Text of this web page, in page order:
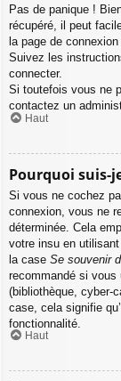
Pas de panique !
récupéré, il peut
la page de
Suivez les
connecter.
Si toutefois vous ne
contactez un
Haut
Pourquoi suis-
Si vous ne cochez
connexion, vous ne
déterminée. Cela
votre insu en
la case Se souvenir
recommandé si vous
(bibliothèque, cyber-
case, cela signifie
fonctionnalité.
Haut